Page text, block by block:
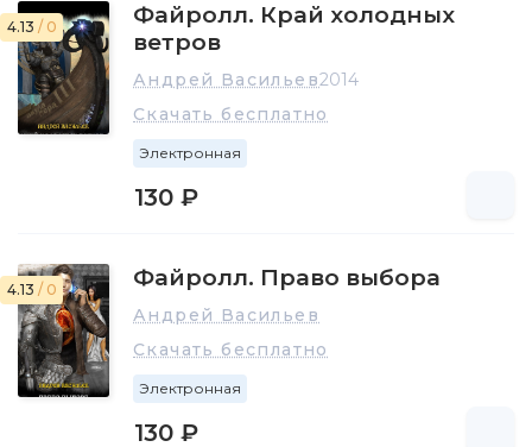
4.13 / 0
Файролл. Край холодных
ветров
Андрей Васильев2014
Скачать бесплатно
Электронная
130 ₽
4.13 / 0 Файролл. Право выбора
Андрей Васильев
Скачать бесплатно
Электронная
130 ₽